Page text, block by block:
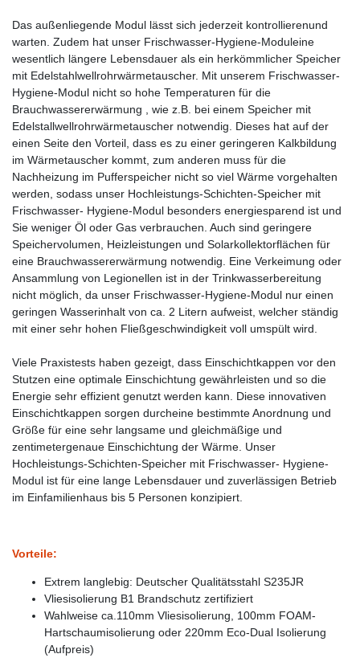
Das außenliegende Modul lässt sich jederzeit kontrollierenund
warten. Zudem hat unser Frischwasser-Hygiene-Moduleine
wesentlich längere Lebensdauer als ein herkömmlicher Speicher
mit Edelstahlwellrohrwärmetauscher. Mit unserem Frischwasser-
Hygiene-Modul nicht so hohe Temperaturen für die
Brauchwassererwärmung , wie z.B. bei einem Speicher mit
Edelstallwellrohrwärmetauscher notwendig. Dieses hat auf der
einen Seite den Vorteil, dass es zu einer geringeren Kalkbildung
im Wärmetauscher kommt, zum anderen muss für die
Nachheizung im Pufferspeicher nicht so viel Wärme vorgehalten
werden, sodass unser Hochleistungs-Schichten-Speicher mit
Frischwasser- Hygiene-Modul besonders energiesparend ist und
Sie weniger Öl oder Gas verbrauchen. Auch sind geringere
Speichervolumen, Heizleistungen und Solarkollektorflächen für
eine Brauchwassererwärmung notwendig. Eine Verkeimung oder
Ansammlung von Legionellen ist in der Trinkwasserbereitung
nicht möglich, da unser Frischwasser-Hygiene-Modul nur einen
geringen Wasserinhalt von ca. 2 Litern aufweist, welcher ständig
mit einer sehr hohen Fließgeschwindigkeit voll umspült wird.
Viele Praxistests haben gezeigt, dass Einschichtkappen vor den
Stutzen eine optimale Einschichtung gewährleisten und so die
Energie sehr effizient genutzt werden kann. Diese innovativen
Einschichtkappen sorgen durcheine bestimmte Anordnung und
Größe für eine sehr langsame und gleichmäßige und
zentimetergenaue Einschichtung der Wärme. Unser
Hochleistungs-Schichten-Speicher mit Frischwasser- Hygiene-
Modul ist für eine lange Lebensdauer und zuverlässigen Betrieb
im Einfamilienhaus bis 5 Personen konzipiert.
Vorteile:
Extrem langlebig: Deutscher Qualitätsstahl S235JR
Vliesisolierung B1 Brandschutz zertifiziert
Wahlweise ca.110mm Vliesisolierung, 100mm FOAM-
Hartschaumisolierung oder 220mm Eco-Dual Isolierung
(Aufpreis)